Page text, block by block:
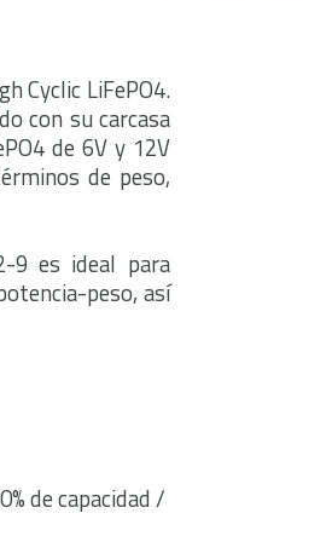
Cyclic LiFePO4.
con su carcasa
de 6V y 12V
de peso,
9 es ideal para
peso, así
de capacidad /